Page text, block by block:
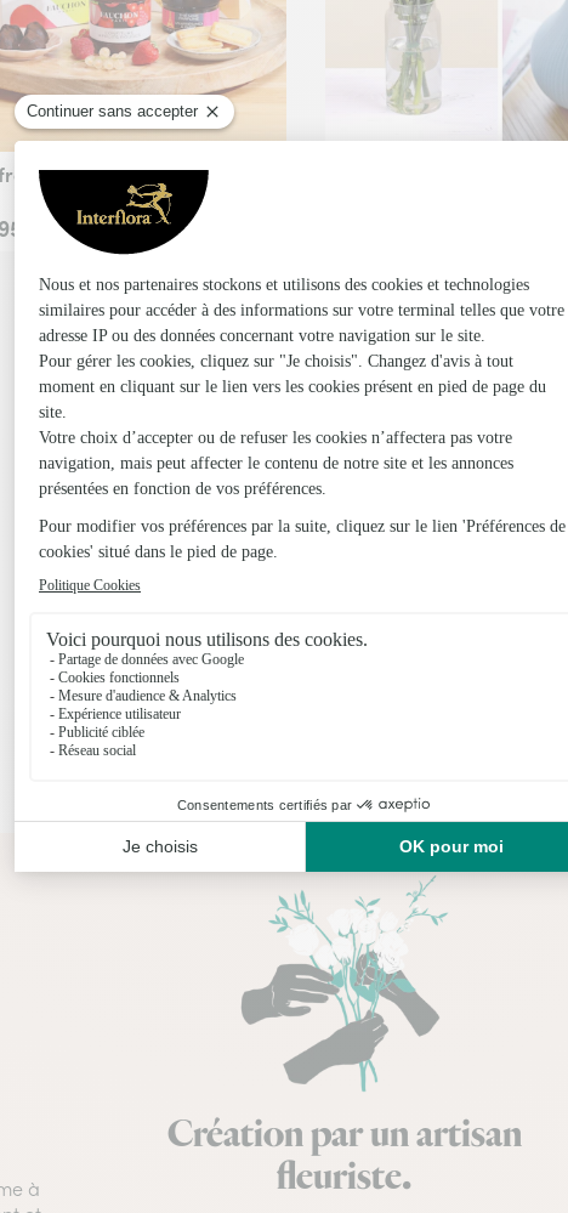
FAUCHON A l'heure du
à
Création par un artisan
fleuriste.